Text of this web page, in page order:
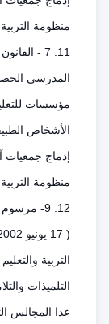
منظومة
المدرسي
مؤسسات
الأشخاص
إدماج جمعيات
منظومة
التربية
التلميذات
عدا المجالس